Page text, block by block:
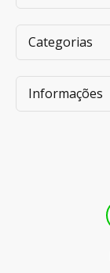
Categorias
Informações